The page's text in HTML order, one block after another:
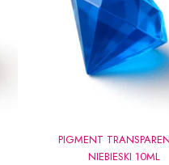
PIGMENT
NIEBIESKI 10ML